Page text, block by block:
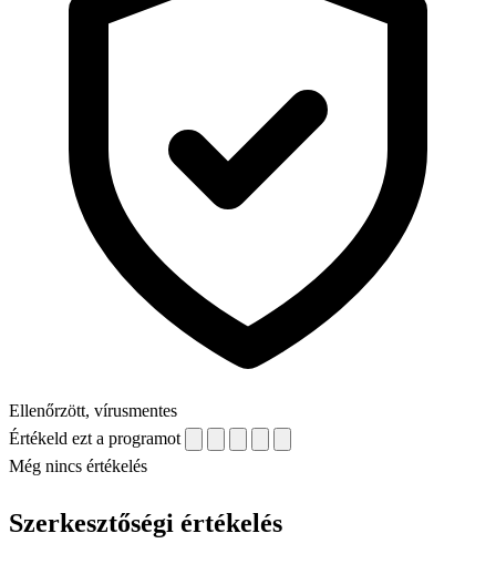
Ellenőrzött, vírusmentes
Értékeld ezt a programot
Még nincs értékelés
Szerkesztőségi értékelés